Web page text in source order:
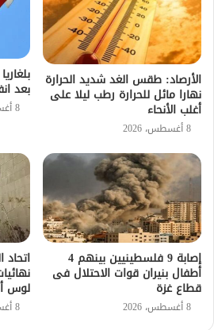
الأرصاد: طقس الغد شديد الحرارة
نهارا مائل للحرارة رطب ليلا على
أغلب الأنحاء
8 أغسطس، 2026
بعد
8 أغسطس، 2026
إصابة 9 فلسطينيين بينهم 4
أطفال بنيران قوات الاحتلال فى
قطاع غزة
8 أغسطس، 2026
لوس
8 أغسطس، 2026